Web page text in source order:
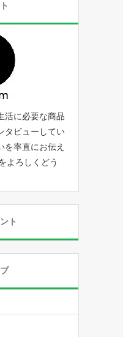
活に必要な商品
タビューしてい
を率直にお伝え
よろしくどう
ト